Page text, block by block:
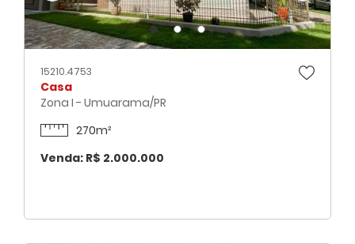
15210.4753
Casa
Zona I - Umuarama/PR
270m²
Venda: R$ 2.000.000